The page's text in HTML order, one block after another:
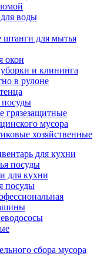
воды
штанги для мытья
окон
и клининга
в рулоне
посуды
грязезащитные
мусора
хозяйственные
для кухни
посуды
для кухни
посуды
сбора мусора